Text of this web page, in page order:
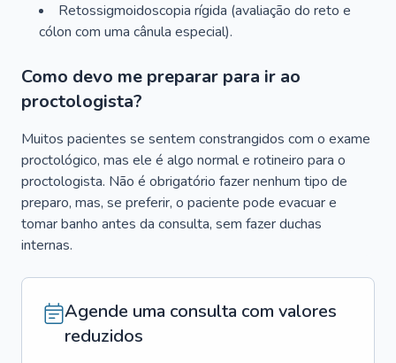
Retossigmoidoscopia rígida (avaliação do reto e
cólon com uma cânula especial).
Como devo me preparar para ir ao
proctologista?
Muitos pacientes se sentem constrangidos com o exame
proctológico, mas ele é algo normal e rotineiro para o
proctologista. Não é obrigatório fazer nenhum tipo de
preparo, mas, se preferir, o paciente pode evacuar e
tomar banho antes da consulta, sem fazer duchas
internas.
Agende uma consulta com valores
reduzidos